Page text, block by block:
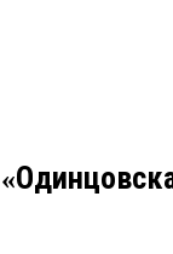
«